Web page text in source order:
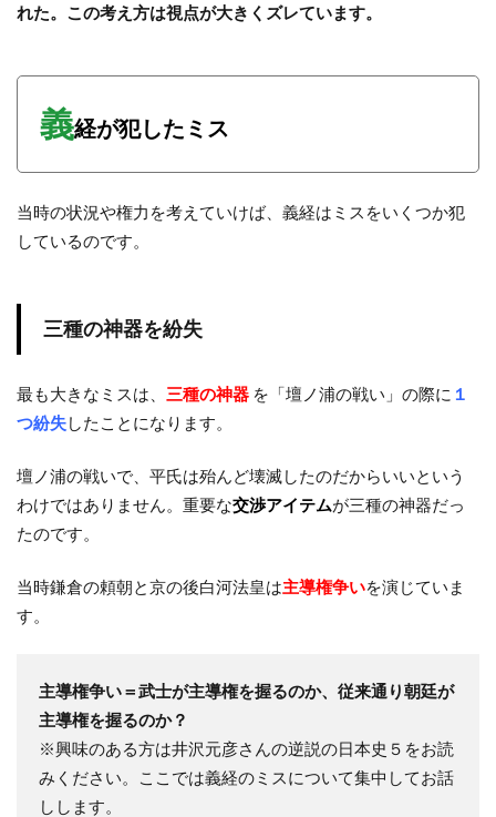
れた。この考え方は視点が大きくズレています。
義経が犯したミス
当時の状況や権力を考えていけば、義経はミスをいくつか犯
しているのです。
三種の神器を紛失
最も大きなミスは、 三種の神器 を「壇ノ浦の戦い」の際に １
つ紛失したことになります。
壇ノ浦の戦いで、平氏は殆んど壊滅したのだからいいという
わけではありません。重要な交渉アイテムが三種の神器だっ
たのです。
当時鎌倉の頼朝と京の後白河法皇は主導権争いを演じていま
す。
主導権争い＝武士が主導権を握るのか、従来通り朝廷が
主導権を握るのか？
※興味のある方は井沢元彦さんの逆説の日本史５をお読
みください。ここでは義経のミスについて集中してお話
しします。